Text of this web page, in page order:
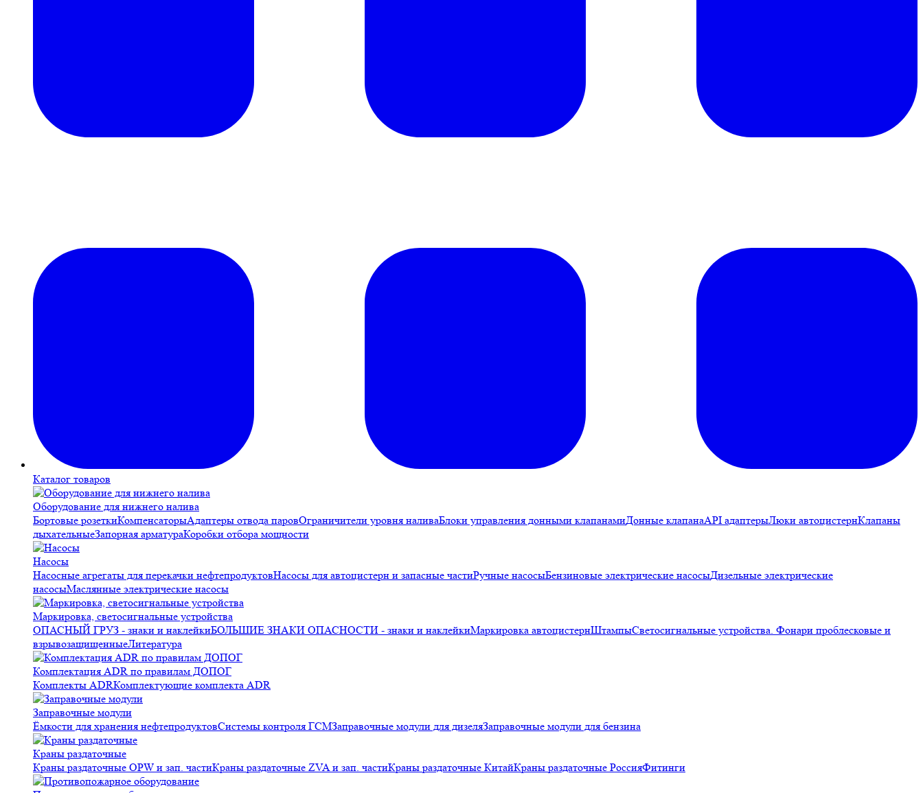
Каталог товаров
Оборудование для нижнего налива
Бортовые розеткиКомпенсаторыАдаптеры отвода паровОграничители уровня наливаБлоки управления донными клапанамиДонные клапанаAPI адаптерыЛюки автоцистернКлапаны
дыхательныеЗапорная арматураКоробки отбора мощности
Насосы
Насосные агрегаты для перекачки нефтепродуктовНасосы для автоцистерн и запасные частиРучные насосыБензиновые электрические насосыДизельные электрические
насосыМаслянные электрические насосы
Маркировка, светосигнальные устройства
ОПАСНЫЙ ГРУЗ - знаки и наклейкиБОЛЬШИЕ ЗНАКИ ОПАСНОСТИ - знаки и наклейкиМаркировка автоцистернШтампыСветосигнальные устройства. Фонари проблесковые и
взрывозащищенныеЛитература
Комплектация ADR по правилам ДОПОГ
Комплекты ADRКомплектующие комплекта ADR
Заправочные модули
Ёмкости для хранения нефтепродуктовСистемы контроля ГСМЗаправочные модули для дизеляЗаправочные модули для бензина
Краны раздаточные
Краны раздаточные OPW и зап. частиКраны раздаточные ZVA и зап. частиКраны раздаточные КитайКраны раздаточные РоссияФитинги